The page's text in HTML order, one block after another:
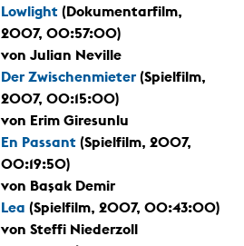
Lowlight (Dokumentarfilm,
2007, 00:57:00)
von Julian Neville
Der Zwischenmieter (Spielfilm,
2007, 00:15:00)
von Erim Giresunlu
En Passant (Spielfilm, 2007,
00:19:50)
von Başak Demir
Lea (Spielfilm, 2007, 00:43:00)
von Steffi Niederzoll